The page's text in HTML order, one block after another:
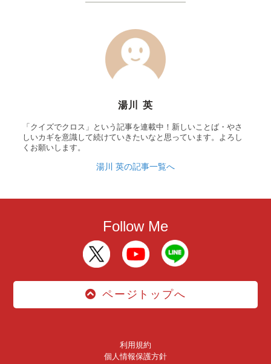
湯川 英
「クイズでクロス」という記事を連載中！新しいことば・やさ
しいカギを意識して続けていきたいなと思っています。よろし
くお願いします。
湯川 英の記事一覧へ
Follow Me
ページトップへ
利用規約
個人情報保護方針